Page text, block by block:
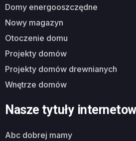
domy energooszczędne
nowy magazyn
otoczenie domu
projekty domów
projekty domów drewnianych
wnętrze domów
Nasze tytuły
abc dobrej mamy